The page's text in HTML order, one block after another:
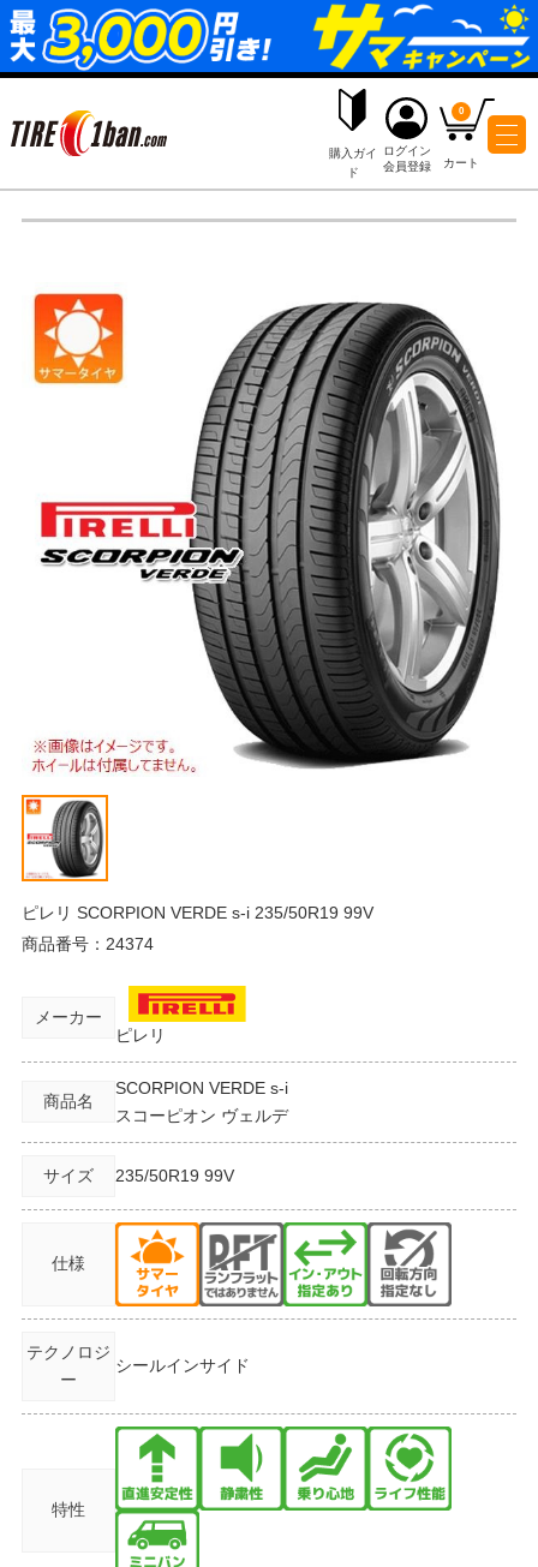
購入ガイ
ド
ログイン
ピレリ SCORPION VERDE s-i 235/50R19 99V
商品番号： 24374
メーカー
ピレリ
商品名
SCORPION VERDE s-i
スコーピオン ヴェルデ
サイズ 235/50R19 99V
仕様
テクノロジ
ー
シールインサイド
特性